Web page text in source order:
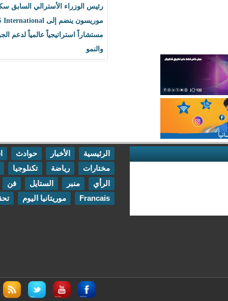
رئيس الوزراء الأسترالي السابق سكوت
موريسون ينضم إلى BLS International
مستشاراً استراتيجياً عالمياً لدعم الجودة
حوادث
اقتصاد
تكنلوجيا
مقابلات
الستايل فن
اتصل بنا
موريتانيا اليوم تحقيقات